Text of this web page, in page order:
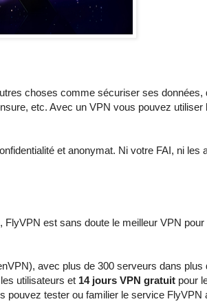
choses comme sécuriser ses données,
etc. Avec un VPN vous pouvez utiliser
et anonymat. Ni votre FAI, ni les
FlyVPN est sans doute le meilleur VPN
avec plus de 300 serveurs dans plus
utilisateurs et 14 jours VPN gratuit pour
pouvez tester ou familier le service FlyVPN